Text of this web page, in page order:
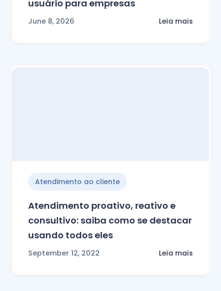
usuário para empresas
June 8, 2026 Leia mais
Atendimento ao cliente
Atendimento proativo, reativo e
consultivo: saiba como se destacar
usando todos eles
September 12, 2022 Leia mais